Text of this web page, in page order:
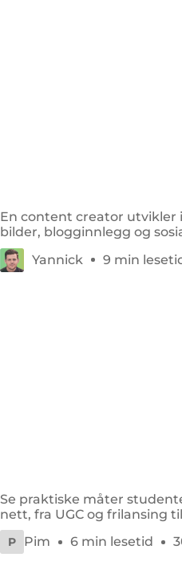
En content creator utvikler
bilder, blogginnlegg og
innebærer og hvordan du
Yannick
9 min
Se praktiske måter
nett, fra UGC og frilansing
marketing og digitale
P Pim 6 min lesetid